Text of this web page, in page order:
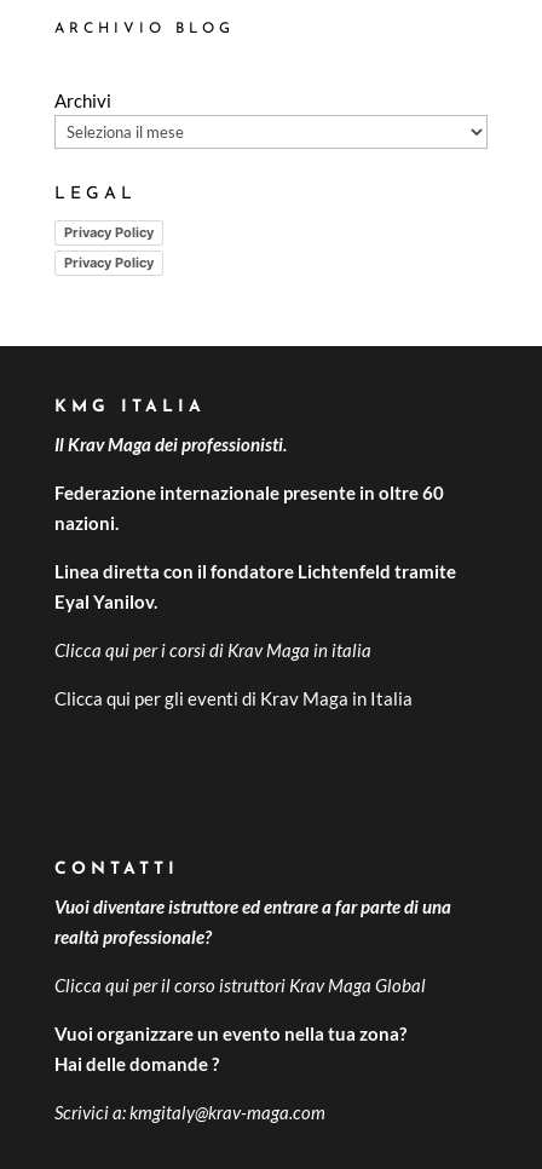
ARCHIVIO BLOG
Archivi
LEGAL
Privacy Policy
Privacy Policy
KMG ITALIA
Il Krav Maga dei professionisti.
Federazione internazionale presente in oltre 60
nazioni.
Linea diretta con il fondatore Lichtenfeld tramite
Eyal Yanilov.
Clicca qui per icorsi di Krav Maga in italia
Clicca qui per gli eventi di Krav Maga in Italia
CONTATTI
Vuoi diventare istruttore ed entrare a far parte di una
realtà professionale?
Clicca qui per ilcorso istruttori Krav Maga Global
Vuoi organizzare un evento nella tua zona?
Hai delle domande ?
Scrivici a:kmgitaly@krav-maga.com